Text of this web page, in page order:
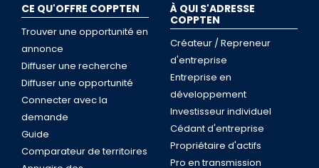
CE QU'OFFRE COPPTEN
Trouver une opportunité en
annonce
Diffuser une recherche
Diffuser une opportunité
Connecter avec la
demande
Guide
Comparateur de territoires
À QUI S'ADRESSE
COPPTEN
Créateur / Repreneur
d'entreprise
Entreprise en
développement
Investisseur individuel
Cédant d'entreprise
Propriétaire d'actifs
Pro en transmission